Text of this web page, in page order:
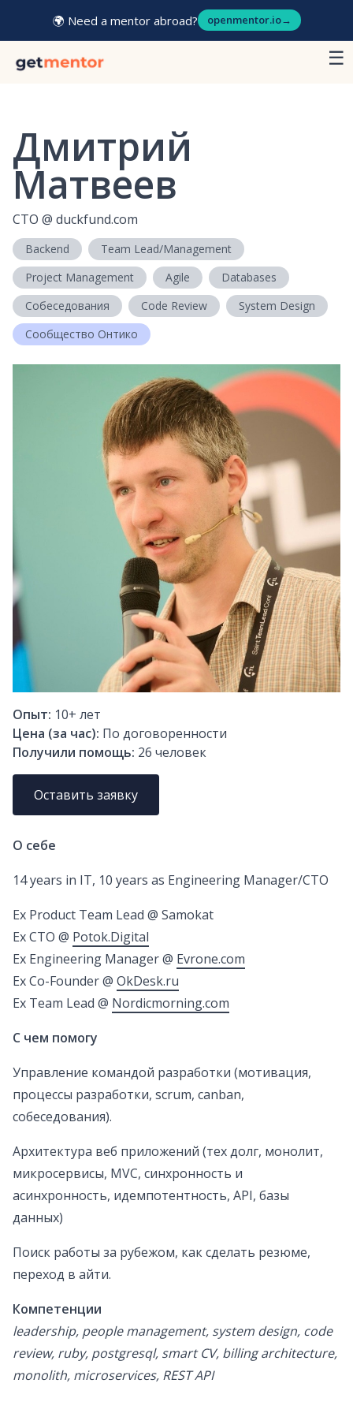
🌍 Need a mentor abroad? openmentor.io→
☰
Дмитрий
Матвеев
CTO @ duckfund.com
Backend
Team Lead/Management
Project Management
Agile
Databases
Собеседования
Code Review
System Design
Сообщество Онтико
Опыт: 10+ лет
Цена (за час): По договоренности
Получили помощь: 26 человек
Оставить заявку
О себе
14 years in IT, 10 years as Engineering Manager/CTO
Ex Product Team Lead @ Samokat
Ex CTO @ Potok.Digital
Ex Engineering Manager @ Evrone.com
Ex Co-Founder @ OkDesk.ru
Ex Team Lead @ Nordicmorning.com
С чем помогу
Управление командой разработки (мотивация,
процессы разработки, scrum, canban,
собеседования).
Архитектура веб приложений (тех долг, монолит,
микросервисы, MVC, синхронность и
асинхронность, идемпотентность, API, базы
данных)
Поиск работы за рубежом, как сделать резюме,
переход в айти.
Компетенции
leadership, people management, system design, code
review, ruby, postgresql, smart CV, billing architecture,
monolith, microservices, REST API